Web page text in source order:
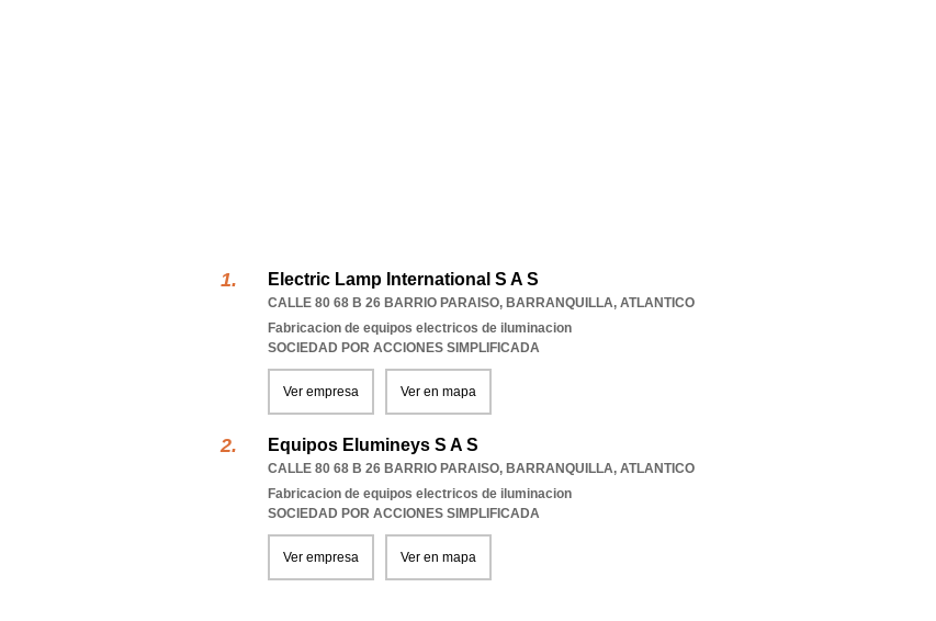
Electric Lamp International S A S
CALLE 80 68 B 26 BARRIO PARAISO, BARRANQUILLA, ATLANTICO
Fabricacion de equipos electricos de iluminacion
SOCIEDAD POR ACCIONES SIMPLIFICADA
Ver empresa Ver en mapa
Equipos Elumineys S A S
CALLE 80 68 B 26 BARRIO PARAISO, BARRANQUILLA, ATLANTICO
Fabricacion de equipos electricos de iluminacion
SOCIEDAD POR ACCIONES SIMPLIFICADA
Ver empresa Ver en mapa